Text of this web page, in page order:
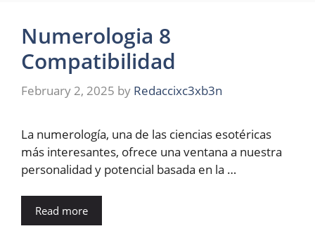
Numerologia 8
Compatibilidad
February 2, 2025 by Redaccixc3xb3n
La numerología, una de las ciencias esotéricas
más interesantes, ofrece una ventana a nuestra
personalidad y potencial basada en la …
Read more